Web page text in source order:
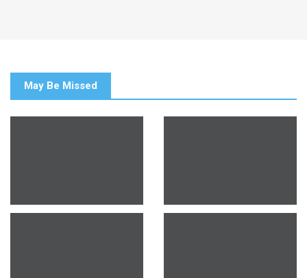
May Be Missed